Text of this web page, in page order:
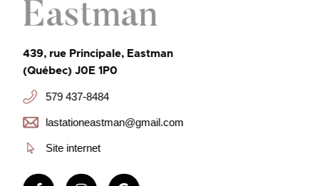
Eastman
439, rue Principale, Eastman
(Québec) J0E 1P0
579 437-8484
lastationeastman@gmail.com
Site internet